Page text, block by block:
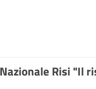
Risi "Il